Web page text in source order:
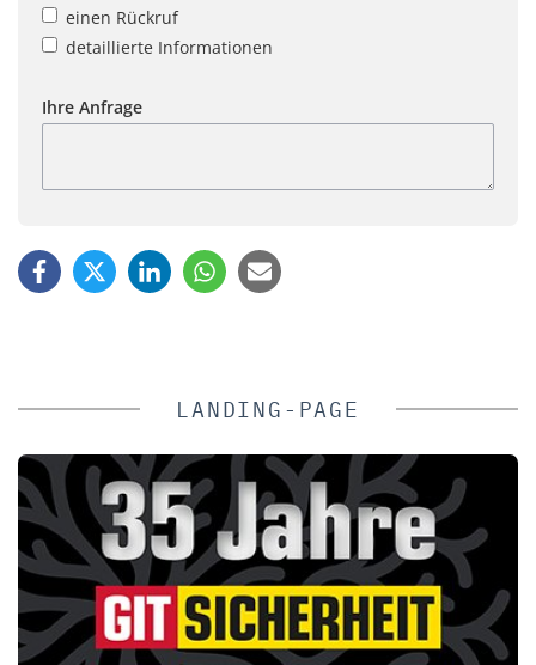
einen Rückruf
detaillierte Informationen
Ihre Anfrage
LANDING-PAGE